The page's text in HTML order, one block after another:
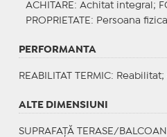
ACHITARE : Achitat integral;
PROPRIETATE : Persoana fizica
PERFORMANTA
REABILITAT TERMIC: Reabilitat;
ALTE DIMENSIUNI
SUPRAFAȚĂ TERASE/